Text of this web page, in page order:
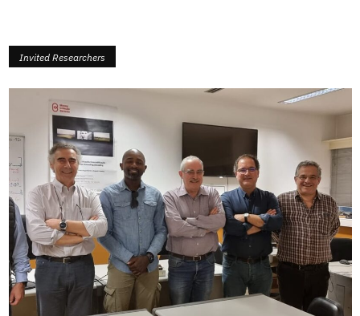
Invited Researchers